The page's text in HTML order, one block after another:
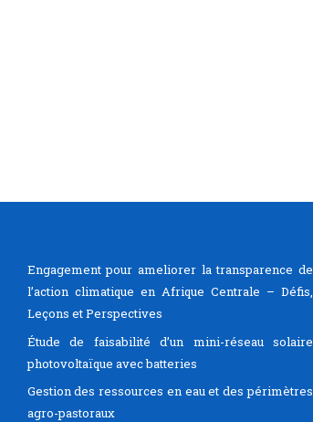
Engagement pour ameliorer la transparence de
l’action climatique en Afrique Centrale – Défis,
Leçons et Perspectives
Étude de faisabilité d’un mini-réseau solaire
photovoltaïque avec batteries
Gestion des ressources en eau et des périmètres
agro-pastoraux